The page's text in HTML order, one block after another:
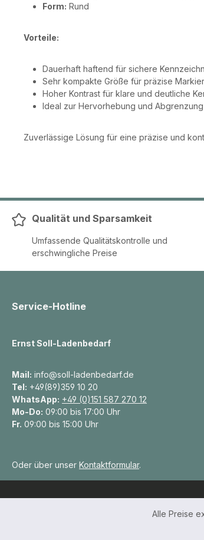
Form: Rund
Vorteile:
Dauerhaft haftend für sichere
Sehr kompakte Größe für präzise
Hoher Kontrast für klare und deutliche
Ideal zur Hervorhebung und Abgrenzung
Zuverlässige Lösung für eine präzise und
Qualität und Sparsamkeit
Umfassende Qualitätskontrolle und
erschwingliche Preise
Service-Hotline
Ernst Soll-Ladenbedarf
Mail: info@soll-ladenbedarf.de
Tel: +49(89)359 10 20
WhatsApp: +49 (0)151 587 270 12
Mo-Do: 09:00 bis 17:00 Uhr
Fr. 09:00 bis 15:00 Uhr
Oder über unser Kontaktformular.
Alle Preise